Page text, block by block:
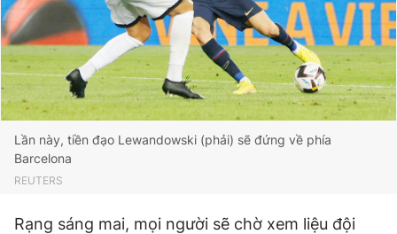
Phó tổng biên tập: Trần Việt Hưng
Tổng thư ký tòa soạn: Đức Trung
Giấy phép xuất bản số 110/GP - BTTTT cấp ngày 24.3.2020
© 2003-2026 Bản quyền thuộc về Báo Thanh Niên. Cấm sao
chép dưới mọi hình thức nếu không có sự chấp thuận bằng văn
bản. Phát triển bởi ePi Technologies, JSC.
Lần này, tiền đạo Lewandowski (phải) sẽ đứng về phía
Barcelona
REUTERS
Rạng sáng mai, mọi người sẽ chờ xem liệu đội